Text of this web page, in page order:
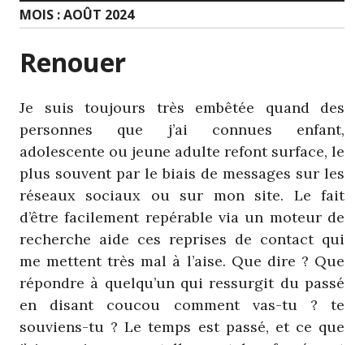
MOIS :AOÛT 2024
Renouer
Je suis toujours très embêtée quand des
personnes que j’ai connues enfant,
adolescente ou jeune adulte refont surface, le
plus souvent par le biais de messages sur les
réseaux sociaux ou sur mon site. Le fait
d’être facilement repérable via un moteur de
recherche aide ces reprises de contact qui
me mettent très mal à l’aise. Que dire ? Que
répondre à quelqu’un qui ressurgit du passé
en disant coucou comment vas-tu ? te
souviens-tu ? Le temps est passé, et ce que